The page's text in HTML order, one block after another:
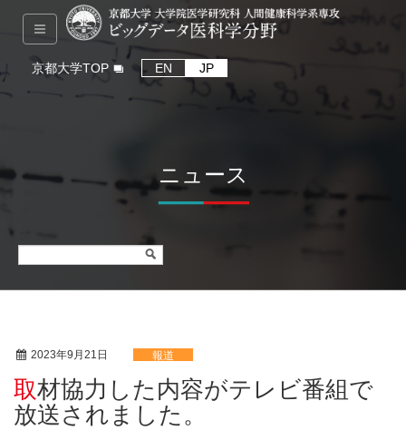
京都大学TOP EN JP
ニュース
2023年9月21日 報道
取材協力した内容がテレビ番組で
放送されました。